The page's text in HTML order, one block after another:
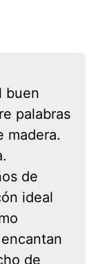
buen
palabras
madera.
de
ideal
de